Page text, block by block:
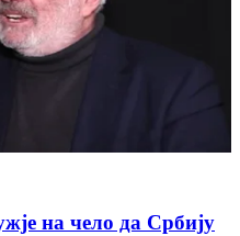
на чело да Србију